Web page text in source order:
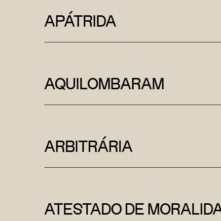
APÁTRIDA
AQUILOMBARAM
ARBITRÁRIA
ATESTADO DE